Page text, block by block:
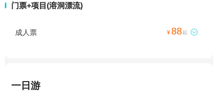
门票+项目(溶洞漂流)
成人票 ¥ 88起 
一日游